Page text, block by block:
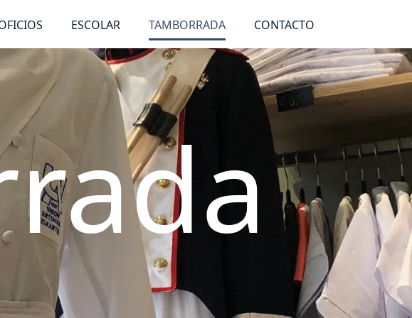
ESCOLAR TAMBORRADA CONTACTO